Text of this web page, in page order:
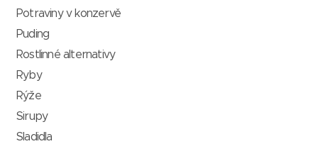
Potraviny v konzervě
Puding
Rostlinné alternativy
Ryby
Rýže
Sirupy
Sladidla